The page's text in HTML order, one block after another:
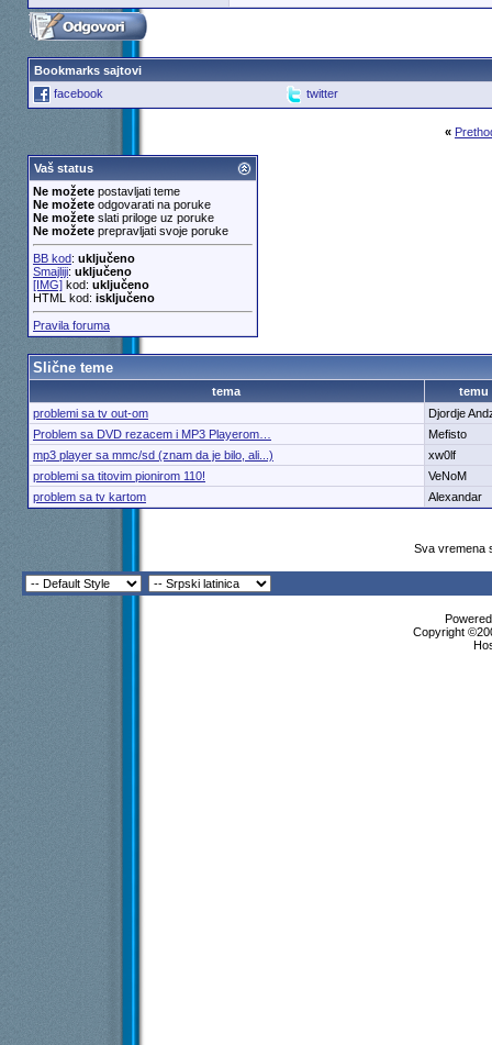
Bookmarks sajtovi
facebook
twitter
«
Vaš status
Ne možetepostavljati teme
Ne možeteodgovarati na poruke
Ne možeteslati priloge uz poruke
Ne možeteprepravljati svoje poruke
BB kod: uključeno
Smajliji: uključeno
[IMG]kod: uključeno
HTML kod: isključeno
Pravila foruma
Slične teme
tema
temu
problemi sa tv out-om
Djordje
Problem sa DVD rezacem i MP3 Playerom…
Mefisto
mp3 player sa mmc/sd (znam da je bilo, ali...)
xw0lf
problemi sa titovim pionirom 110!
VeNoM
problem sa tv kartom
Alexandar
Sva vremena
Copyright